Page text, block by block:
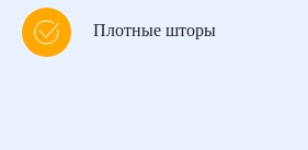
Плотные шторы